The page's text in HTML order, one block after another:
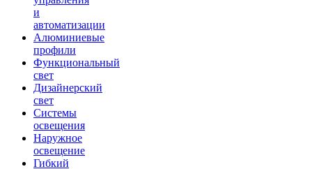
и
автоматизации
Алюминиевые
профили
Функциональный
свет
Дизайнерский
свет
Системы
освещения
Наружное
освещение
Гибкий